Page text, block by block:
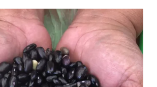
定中央災害防救主管機關分別是內政
是專人負責，各公務機關應設置「災
部分，將改由行政院指定專責機關統
務，地方災防辦則要設置專職人力。
）環保團體反對曾文水系水質水量保
疑主管單位表裡不一台南環境保護聯盟